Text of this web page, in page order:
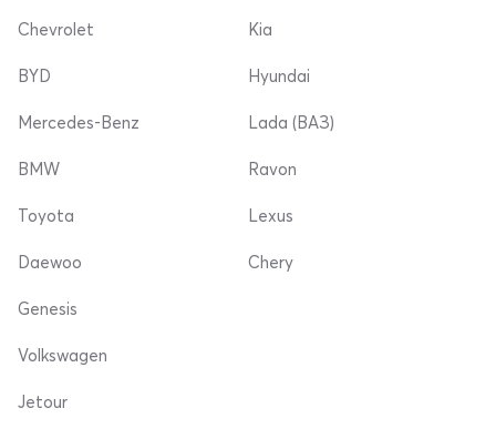
Chevrolet
BYD
Mercedes-Benz
Kia
Hyundai
Lada (ВАЗ)
BMW
Toyota
Daewoo
Ravon
Lexus
Chery
Genesis
Volkswagen
Jetour